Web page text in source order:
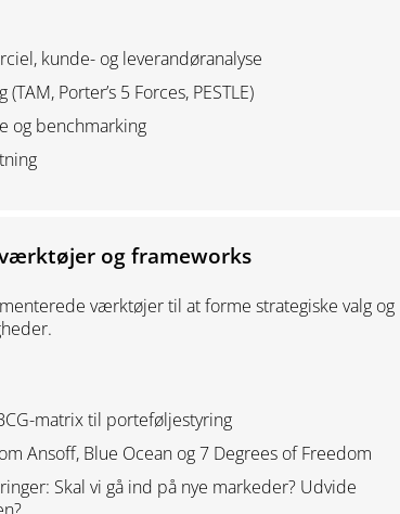
kunde- og leverandøranalyse
Porter’s 5 Forces, PESTLE)
og benchmarking
og frameworks
værktøjer til at forme strategiske valg og
matrix til porteføljestyring
Ansoff, Blue Ocean og 7 Degrees of Freedom
Skal vi gå ind på nye markeder? Udvide